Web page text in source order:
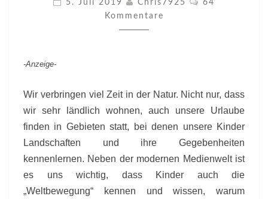
GLOBALISIERUNG
5. Juli 2019 Chris7925
64
Kommentare
-Anzeige-
Wir verbringen viel Zeit in der Natur. Nicht nur, dass
wir sehr ländlich wohnen, auch unsere Urlaube
finden in Gebieten statt, bei denen unsere Kinder
Landschaften und ihre Gegebenheiten
kennenlernen. Neben der modernen Medienwelt ist
es uns wichtig, dass Kinder auch die
„Weltbewegung“ kennen und wissen, warum